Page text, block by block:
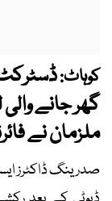
کوہاٹ:
گھر جانے
ملزمان نے
صدر ینگ ڈاکٹرز